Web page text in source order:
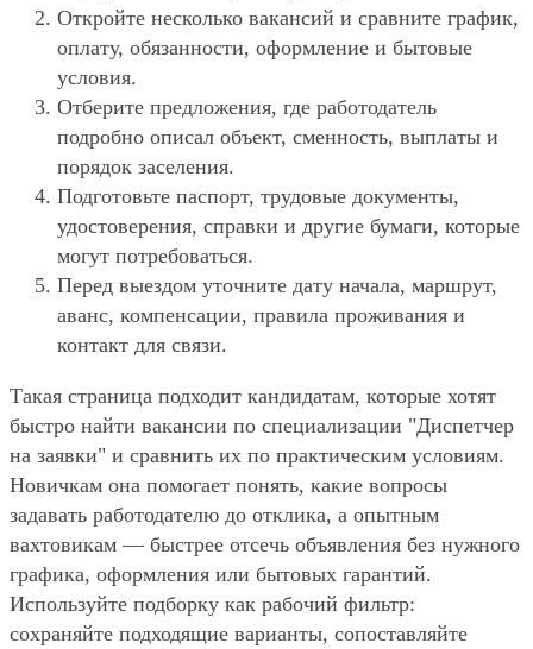
Откройте несколько вакансий и сравните график,
оплату, обязанности, оформление и бытовые
условия.
Отберите предложения, где работодатель
подробно описал объект, сменность, выплаты и
порядок заселения.
Подготовьте паспорт, трудовые документы,
удостоверения, справки и другие бумаги, которые
могут потребоваться.
Перед выездом уточните дату начала, маршрут,
аванс, компенсации, правила проживания и
контакт для связи.
Такая страница подходит кандидатам, которые хотят
быстро найти вакансии по специализации "Диспетчер
на заявки" и сравнить их по практическим условиям.
Новичкам она помогает понять, какие вопросы
задавать работодателю до отклика, а опытным
вахтовикам — быстрее отсечь объявления без нужного
графика, оформления или бытовых гарантий.
Используйте подборку как рабочий фильтр:
сохраняйте подходящие варианты, сопоставляйте